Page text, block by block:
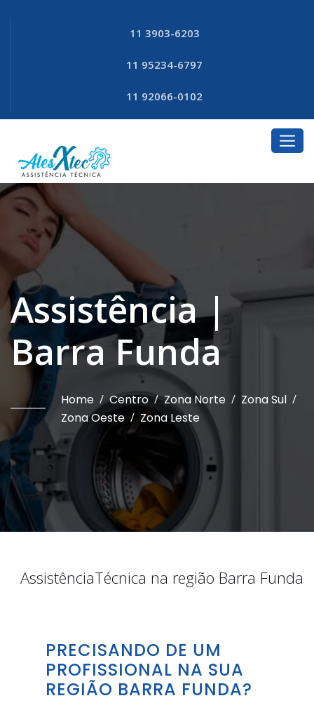
11 3903-6203
11 95234-6797
11 92066-0102
Assistência |
Barra Funda
Home / Centro / Zona Norte / Zona Sul /
Zona Oeste / Zona Leste
AssistênciaTécnica na região Barra Funda
PRECISANDO DE UM
PROFISSIONAL NA SUA
REGIÃO BARRA FUNDA?